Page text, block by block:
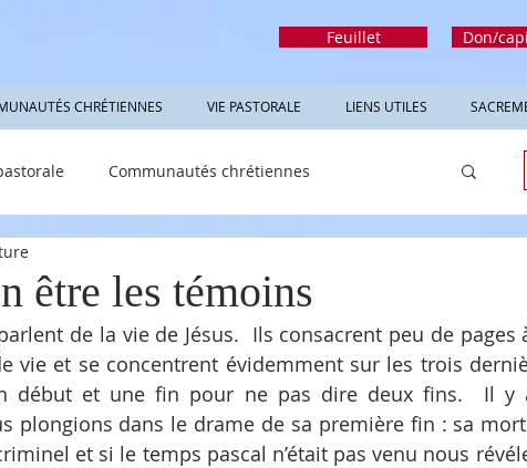
Feuillet Don/
CHRÉTIENNES VIE PASTORALE LIENS UTILES
Communautés chrétiennes
utiles
être les témoins
de la vie de Jésus.  Ils consacrent peu de pages
vie et se concentrent évidemment sur les trois
début et une fin pour ne pas dire deux fins.  Il y
plongions dans le drame de sa première fin : sa
et si le temps pascal n’était pas venu nous